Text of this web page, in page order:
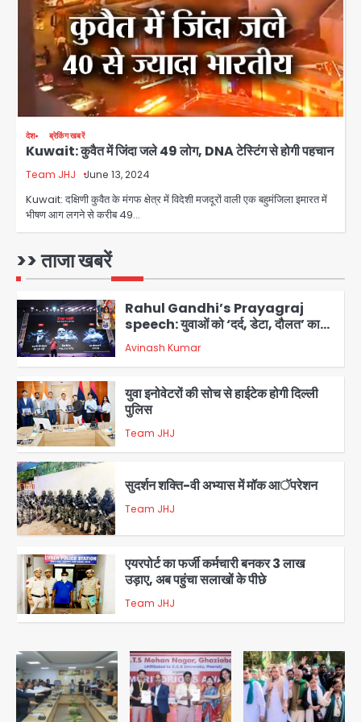
देश ब्रेकिंग खबरें
Kuwait: कुवैत में जिंदा जले 49 लोग, DNA टेस्टिंग से होगी पहचान
Team JHJ June 13, 2024
Kuwait: दक्षिणी कुवैत के मंगफ क्षेत्र में विदेशी मजदूरों वाली एक बहुमंजिला इमारत में
भीषण आग लगने से करीब 49…
>> ताजा खबरें
Team JHJ
सुदर्शन शक्ति-वी अभ्यास में मॉक आॅपरेशन
Team JHJ
उड़ाए, अब पहुंचा सलाखों के पीछे
Team JHJ
1
Noida Sector-49: सेक्टर-49 में 18
2
Rahul Gandhi’s Prayagraj
speech: युवाओं को ‘दर्द, डेटा, दौलत’ का
संदेश, बीजेपी का वार
Avinash Kumar
3
युवा इनोवेटरों की सोच से हाईटेक होगी दिल्ली
पुलिस
Team JHJ
4
सुदर्शन शक्ति-वी अभ्यास में मॉक आॅपरेशन
Team JHJ
5
एयरपोर्ट का फर्जी कर्मचारी बनकर 3 लाख
उड़ाए, अब पहुंचा सलाखों के पीछे
Team JHJ
1
Noida Sector-49: सेक्टर-49 में 18
साल की मेड ने की खुदकुशी, शरीर पर नहीं मिली
कोई बाहरी
Avinash Kumar